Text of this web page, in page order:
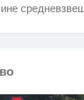
оставит
это видео